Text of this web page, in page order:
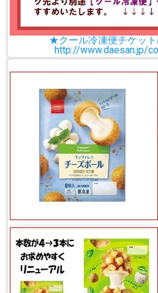
★クール冷凍便チケッ
http://www.daesan.jp/